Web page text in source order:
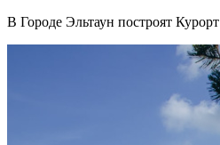
В Городе Эльтаун построят Курорт